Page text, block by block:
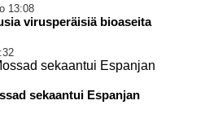
13:08
virusperäisiä bioaseita
sekaantui Espanjan